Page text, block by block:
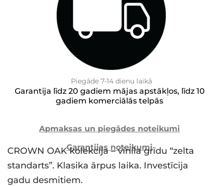
Piegāde 7-14 dienu laikā
Garantija līdz 20 gadiem mājas apstākļos, līdz 10
gadiem komerciālās telpās
Apmaksas un piegādes noteikumi
Garantijas noteikumi
CROWN OAK kolekcija – vinila grīdu “zelta
standarts”. Klasika ārpus laika. Investīcija
gadu desmitiem.